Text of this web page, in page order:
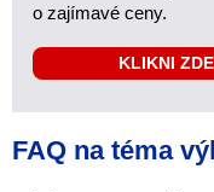
o zajímavé ceny.
KLIKNI
FAQ na téma